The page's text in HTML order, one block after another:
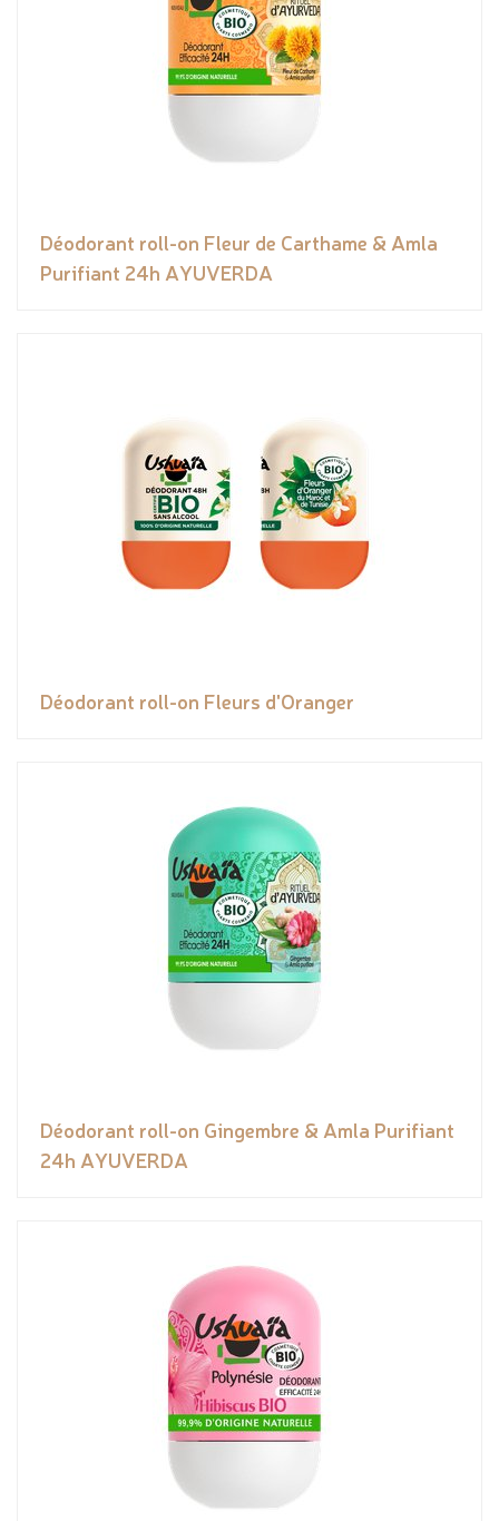
Déodorant roll-on Fleur de Carthame & Amla
Purifiant 24h AYUVERDA
Déodorant roll-on Fleurs d'Oranger
Déodorant roll-on Gingembre & Amla Purifiant
24h AYUVERDA